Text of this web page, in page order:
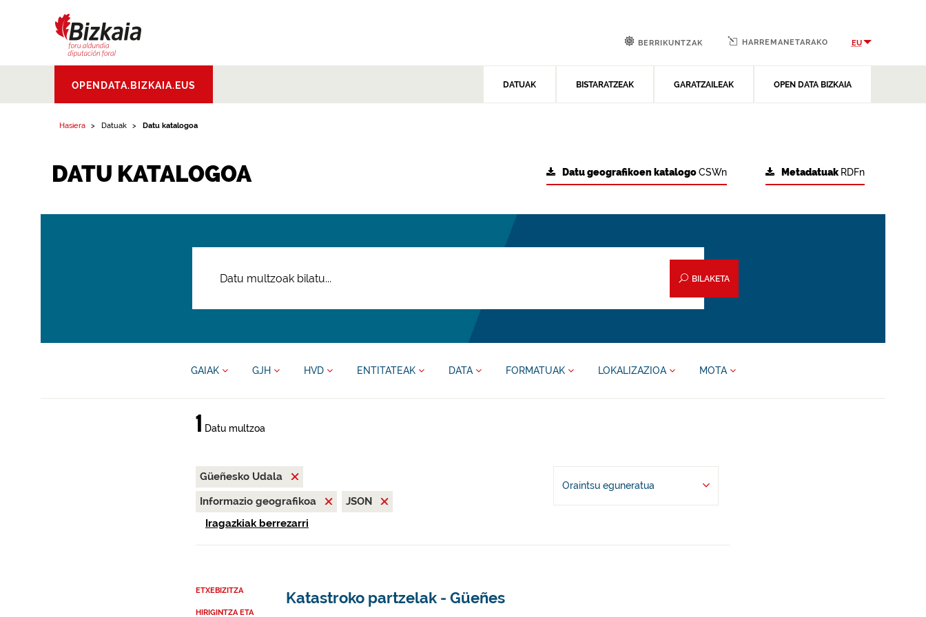
Aldundia.Diputacion
Foral de Bizkaia
OPENDATA.BIZKAIA.EUS DATUAK BISTARATZEAK GARATZAILEAK OPEN DATA BIZKAIA
BERRIKUNTZAK HARREMANETARAKO EU
Hasiera Datuak Datu katalogoa
DATU KATALOGOA Metadatuak RDFn
Datu geografikoen katalogoCSWn
BILAKETA
GAIAK GJH HVD ENTITATEAK DATA FORMATUAK LOKALIZAZIOA MOTA
1 Datu multzoa
Güeñesko Udala
Informazio geografikoa
JSON
Iragazkiak berrezarri
Oraintsu eguneratua
ETXEBIZITZA
HIRIGINTZA ETA
Katastroko partzelak - Güeñes